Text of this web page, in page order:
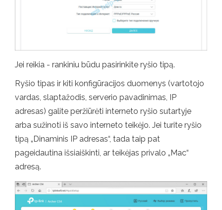
Jei reikia - rankiniu būdu pasirinkite ryšio tipą.
Ryšio tipas ir kiti konfigūracijos duomenys (vartotojo
vardas, slaptažodis, serverio pavadinimas, IP
adresas) galite peržiūrėti interneto ryšio sutartyje
arba sužinoti iš savo interneto teikėjo. Jei turite ryšio
tipą „Dinaminis IP adresas“, tada taip pat
pageidautina išsiaiškinti, ar teikėjas privalo „Mac“
adresą.